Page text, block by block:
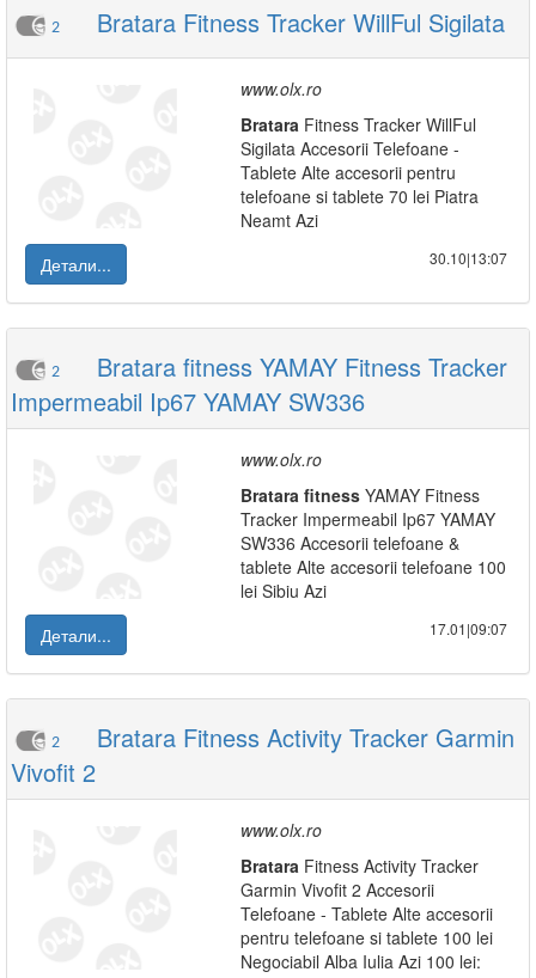
2 Bratara Fitness Tracker WillFul Sigilata
www.olx.ro
Bratara Fitness Tracker WillFul
Sigilata Accesorii Telefoane -
Tablete Alte accesorii pentru
telefoane si tablete 70 lei Piatra
Neamt Azi
Детали...
30.10|13:07
2
Bratara fitness YAMAY Fitness Tracker
Impermeabil Ip67 YAMAY SW336
www.olx.ro
Bratara fitness YAMAY Fitness
Tracker Impermeabil Ip67 YAMAY
SW336 Accesorii telefoane &
tablete Alte accesorii telefoane 100
lei Sibiu Azi
Детали...
17.01|09:07
2
Bratara Fitness Activity Tracker Garmin
Vivofit 2
www.olx.ro
Bratara Fitness Activity Tracker
Garmin Vivofit 2 Accesorii
Telefoane - Tablete Alte accesorii
pentru telefoane si tablete 100 lei
Negociabil Alba Iulia Azi 100 lei: